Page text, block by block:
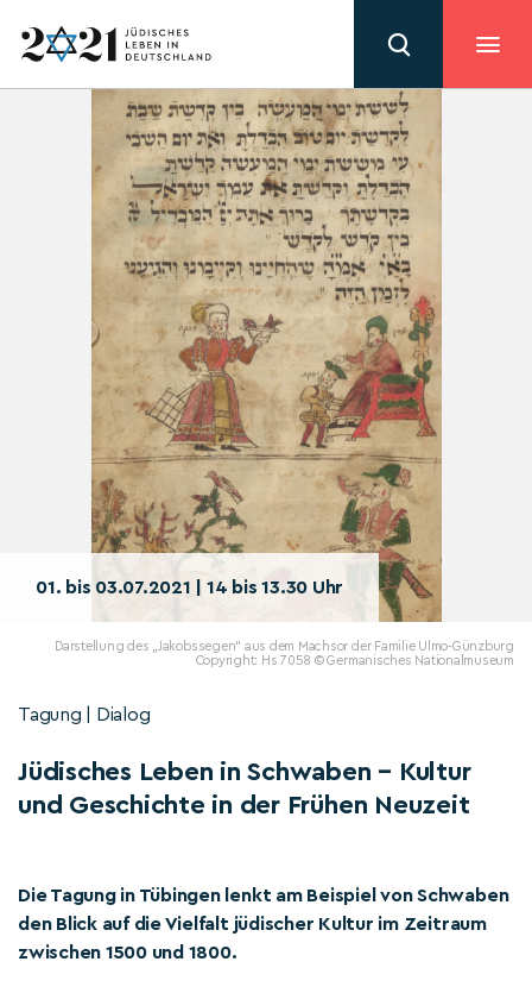
01. bis 03.07.2021 | 14 bis 13.30 Uhr
Darstellung des „Jakobssegen“ aus dem Machsor der Familie Ulmo-Günzburg
Copyright: Hs 7058 © Germanisches Nationalmuseum
Tagung | Dialog
Jüdisches Leben in Schwaben – Kultur
und Geschichte in der Frühen Neuzeit
Die Tagung in Tübingen lenkt am Beispiel von Schwaben
den Blick auf die Vielfalt jüdischer Kultur im Zeitraum
zwischen 1500 und 1800.